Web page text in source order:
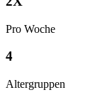
Pro Woche
4
Altergruppen